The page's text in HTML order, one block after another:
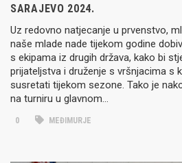
SARAJEVO 2024.
Uz redovno natjecanje u prvenstvo,
naše mlade nade tijekom godine
s ekipama iz drugih država, kako bi
prijateljstva i druženje s vršnjacima s
susretati tijekom sezone. Tako je
na turniru u glavnom…
0 MEĐIMURJE